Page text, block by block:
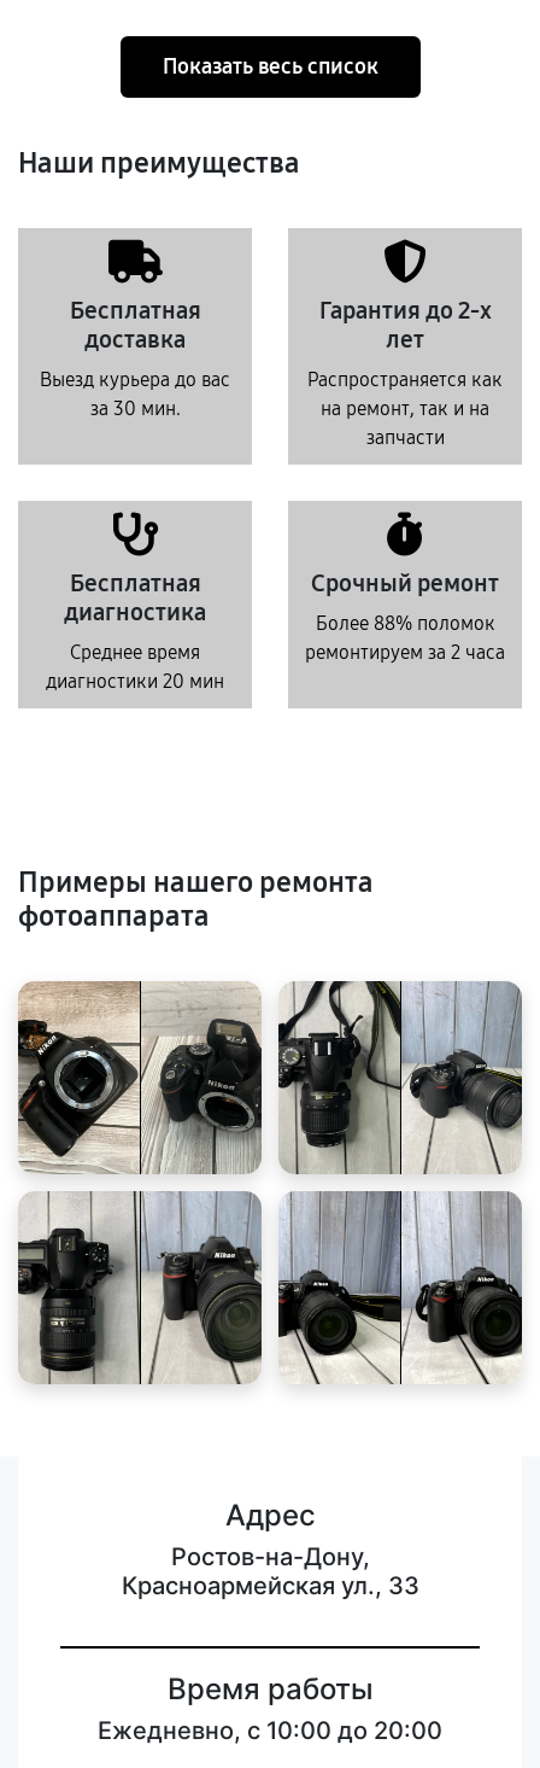
Показать весь список
Наши преимущества
Бесплатная
доставка
Выезд курьера до вас
за 30 мин.
Гарантия до 2-х
лет
Распространяется как
на ремонт, так и на
запчасти
Бесплатная
диагностика
Среднее время
диагностики 20 мин
Срочный ремонт
Более 88% поломок
ремонтируем за 2 часа
Примеры нашего ремонта
фотоаппарата
Адрес
Ростов-на-Дону,
Красноармейская ул., 33
Время работы
Ежедневно, с 10:00 до 20:00